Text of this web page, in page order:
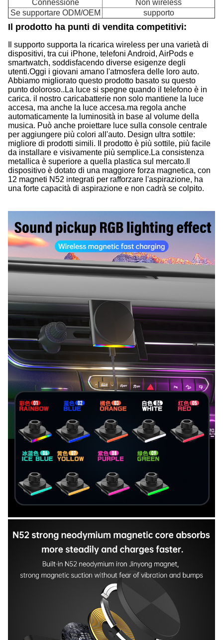
Connessione
Non wireless
Se supportare ODM/OEM
supporto
Il prodotto ha punti di vendita competitivi:
Il supporto supporta la ricarica wireless per una varietà di
dispositivi, tra cui iPhone, telefoni Android, AirPods e
smartwatch, soddisfacendo diverse esigenze degli
utenti.Oggi i giovani amano l'atmosfera delle loro auto.
Abbiamo migliorato questo prodotto basato su questo
punto doloroso..La luce si spegne quando il telefono è in
carica. il nostro caricabatterie non solo mantiene la luce
accesa, ma anche la luce accesa.ma regola anche
automaticamente la luminosità in base al volume della
musica. Può anche proiettare luce sulla console centrale
per aggiungere più colori all'auto. Design ultra sottile:
migliore di prodotti simili. Il prodotto è più sottile, più facile
da installare e visivamente più semplice.La consistenza
metallica è superiore a quella plastica sul mercato.Il
dispositivo è dotato di una maggiore forza magnetica, con
12 magneti N52 integrati per rafforzare l'aspirazione, ha
una forte capacità di aspirazione e non cadrà se colpito.